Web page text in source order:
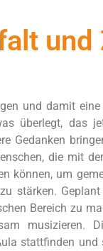
und damit
überlegt, das
Gedanken
die mit
können, um
stärken.
Bereich zu
musizieren.
stattfinden und